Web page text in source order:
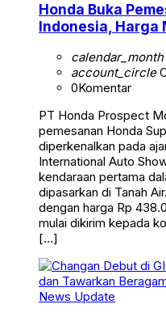
Honda Buka
Indonesia, Harga
calendar_month
account_circle
0Komentar
PT Honda Prospect
pemesanan Honda
diperkenalkan pada
International Auto
kendaraan pertama
dipasarkan di Tanah
dengan harga Rp
mulai dikirim kepada
[…]
News Update